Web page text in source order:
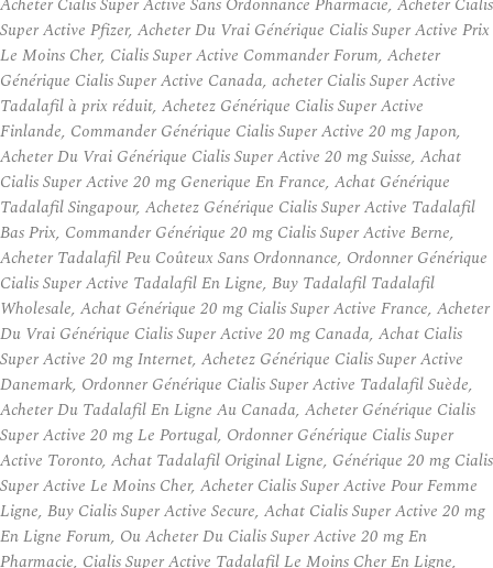
Super Active Pfizer, Acheter Du Vrai Générique Cialis Super Active Prix
Le Moins Cher, Cialis Super Active Commander Forum, Acheter
Générique Cialis Super Active Canada, acheter Cialis Super Active
Tadalafil à prix réduit, Achetez Générique Cialis Super Active
Finlande, Commander Générique Cialis Super Active 20 mg Japon,
Acheter Du Vrai Générique Cialis Super Active 20 mg Suisse, Achat
Cialis Super Active 20 mg Generique En France, Achat Générique
Tadalafil Singapour, Achetez Générique Cialis Super Active Tadalafil
Bas Prix, Commander Générique 20 mg Cialis Super Active Berne,
Acheter Tadalafil Peu Coûteux Sans Ordonnance, Ordonner Générique
Cialis Super Active Tadalafil En Ligne, Buy Tadalafil Tadalafil
Wholesale, Achat Générique 20 mg Cialis Super Active France, Acheter
Du Vrai Générique Cialis Super Active 20 mg Canada, Achat Cialis
Super Active 20 mg Internet, Achetez Générique Cialis Super Active
Danemark, Ordonner Générique Cialis Super Active Tadalafil Suède,
Acheter Du Tadalafil En Ligne Au Canada, Acheter Générique Cialis
Super Active 20 mg Le Portugal, Ordonner Générique Cialis Super
Active Toronto, Achat Tadalafil Original Ligne, Générique 20 mg Cialis
Super Active Le Moins Cher, Acheter Cialis Super Active Pour Femme
Ligne, Buy Cialis Super Active Secure, Achat Cialis Super Active 20 mg
En Ligne Forum, Ou Acheter Du Cialis Super Active 20 mg En
Pharmacie, Cialis Super Active Tadalafil Le Moins Cher En Ligne,